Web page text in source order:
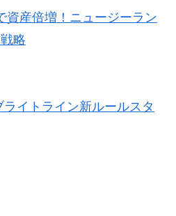
資産倍増！ニュージーラン
略
イトライン新ルールスタ